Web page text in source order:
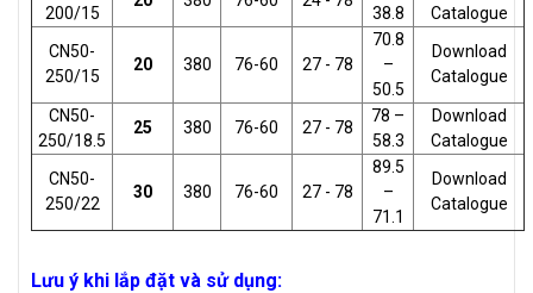
200/15
38.8
Catalogue
CN50-
250/15
20 380 76-60 27 - 78
70.8
–
50.5
Download
Catalogue
CN50-
250/18.5
25 380 76-60 27 - 78
78 –
58.3
Download
Catalogue
CN50-
250/22
30 380 76-60 27 - 78
89.5
–
71.1
Download
Catalogue
Lưu ý khi lắp đặt và sử dụng: